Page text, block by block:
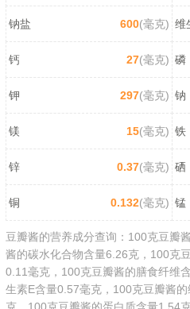
钠盐 600(毫克)
钙 27(毫克) 磷
钾 297(毫克) 钠
镁 15(毫克) 铁
锌 0.37(毫克) 硒
铜 0.132(毫克) 锰
豆瓣酱的营养成分查询：100克豆瓣
酱的碳水化合物含量6.26克，100克
0.11毫克，100克豆瓣酱的膳食纤维
生素E含量0.57毫克，100克豆瓣酱
克，100克豆瓣酱的蛋白质含量1.54